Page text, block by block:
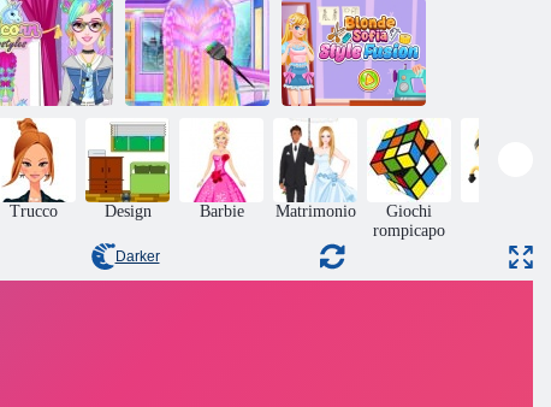
Bangs cuore
Tagliandi reali
del pony
arcobaleno
Principesse Pj
Party
Acconciature per
unicorno
Acconciature
Capodanno Ariel
Sofia Bionda:
Fusione di Stile
Trucco Design Barbie Matrimonio
Giochi
rompicapo
Darker